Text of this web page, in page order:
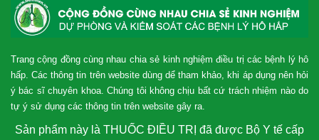
Trang cộng đồng cùng nhau chia sẻ kinh nghiệm điều trị các bệnh lý hô
hấp. Các thông tin trên website dùng dể tham khảo, khi áp dụng nên hỏi
ý bác sĩ chuyên khoa. Chúng tôi không chịu bất cứ trách nhiệm nào do
tự ý sử dụng các thông tin trên website gây ra.
Sản phẩm này là THUỐC ĐIỀU TRỊ đã được Bộ Y tế cấp